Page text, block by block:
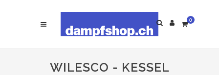
0
WILESCO - KESSEL